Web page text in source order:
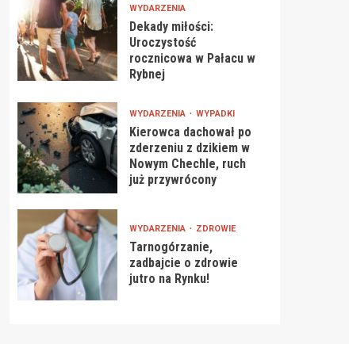
WYDARZENIA
Dekady miłości:
Uroczystość
rocznicowa w Pałacu w
Rybnej
WYDARZENIA WYPADKI
Kierowca dachował po
zderzeniu z dzikiem w
Nowym Chechle, ruch
już przywrócony
WYDARZENIA ZDROWIE
Tarnogórzanie,
zadbajcie o zdrowie
jutro na Rynku!